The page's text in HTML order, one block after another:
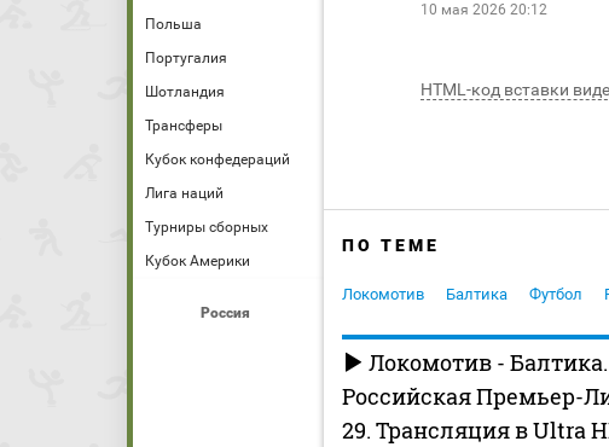
Польша
Португалия
Шотландия
Трансферы
Кубок конфедераций
Лига наций
Турниры сборных
Кубок Америки
Россия
10 мая 2026 20:12
HTML-код вставки
ПО ТЕМЕ
Локомотив Балтика Футбол
Локомотив -
Российская Премьер-
29. Трансляция в Ultra